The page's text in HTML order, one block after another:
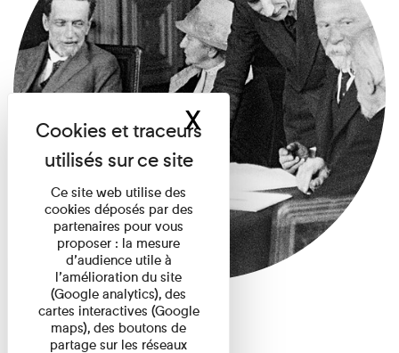
Ce site web utilise des
cookies déposés par des
partenaires pour vous
proposer : la mesure
d’audience utile à
l’amélioration du site
(Google analytics), des
cartes interactives (Google
maps), des boutons de
partage sur les réseaux
XMasquer le